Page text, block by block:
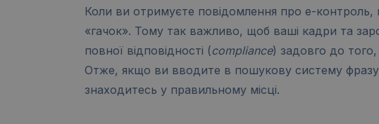
Коли ви отримуєте повідомлення про е-
«гачок». Тому так важливо, щоб ваші кадри та
повної відповідності (compliance) задовго до
Отже, якщо ви вводите в пошукову систему
знаходитесь у правильному місці.